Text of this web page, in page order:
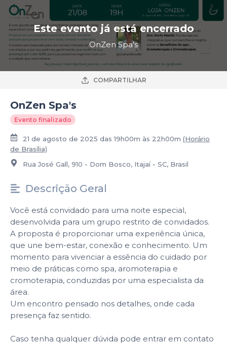
Este evento já está encerrado
OnZen Spa's
COMPARTILHAR
OnZen Spa's
Evento finalizado
21 de agosto de 2025 das 19h00m às 22h00m (Horário
de Brasília)
Rua José Gall, 910 - Dom Bosco, Itajaí - SC, Brasil
Descrição Geral
Você está convidado para uma noite especial,
desenvolvida para um grupo restrito de convidados.
A proposta é proporcionar uma experiência única,
que une bem-estar, conexão e conhecimento. Um
momento para vivenciar a essência do cuidado por
meio de práticas como spa, aromoterapia e
cromoterapia, conduzidas por uma especialista da
área.
Um encontro pensado nos detalhes, onde cada
presença faz sentido.
Caso tenha qualquer dúvida pode entrar em contato